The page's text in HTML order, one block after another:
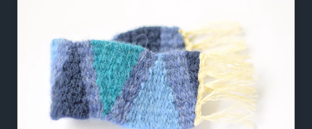
Konieczne
Te pliki cookie
nie są
opcjonalne. Są
one potrzebne